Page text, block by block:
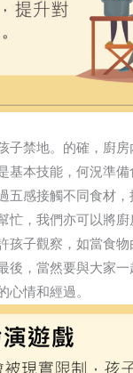
子禁地。的確，廚
基本技能，何況準
五感接觸不同食材
忙，我們亦可以將
孩子觀察，如當食物
後，當然要與大家一
心情和經過。